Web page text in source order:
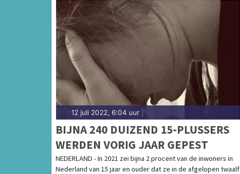
12 juli 2022, 6:04 uur
BIJNA 240 DUIZEND 15-PLUSSERS
WERDEN VORIG JAAR GEPEST
NEDERLAND - In 2021 zei bijna 2 procent van de inwoners in
Nederland van 15 jaar en ouder dat ze in de afgelopen twaalf